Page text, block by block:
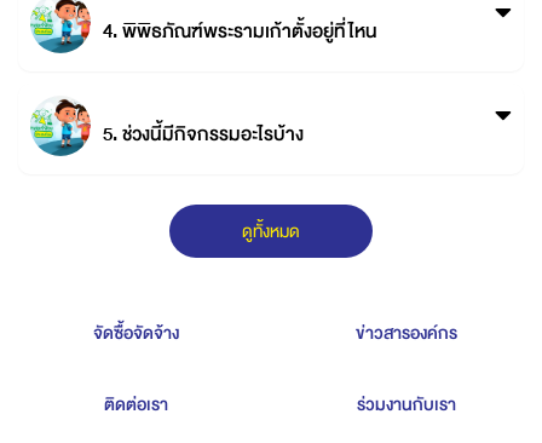
4. พิพิธภัณฑ์พระรามเก้าตั้งอยู่ที่ไหน
5. ช่วงนี้มีกิจกรรมอะไรบ้าง
ดูทั้งหมด
จัดซื้อจัดจ้าง ข่าวสารองค์กร
ติดต่อเรา ร่วมงานกับเรา